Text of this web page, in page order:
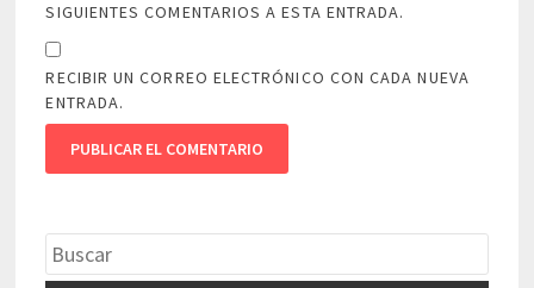
SIGUIENTES COMENTARIOS A ESTA ENTRADA.
RECIBIR UN CORREO ELECTRÓNICO CON CADA NUEVA
ENTRADA.